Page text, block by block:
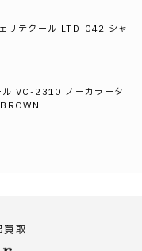
テクール LTD-042 シャ
VC-2310 ノーカラータ
買取